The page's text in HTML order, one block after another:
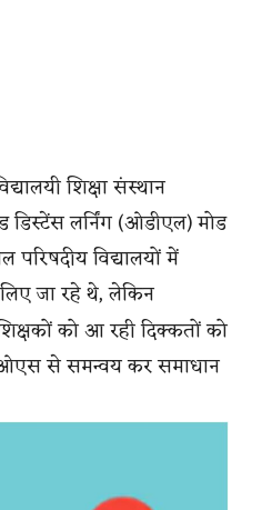
शिक्षा संस्थान
लर्निंग (ओडीएल) मोड
विद्यालयों में
जा रहे थे, लेकिन
को आ रही दिक्कतों को
से समन्वय कर समाधान